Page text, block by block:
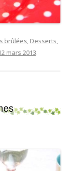
brûlées, Desserts,
mars 2013.